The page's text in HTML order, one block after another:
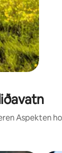
Aspekten